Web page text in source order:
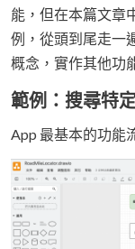
能，但在本篇文章
例，從頭到尾走一
概念，實作其他功
範例：搜尋特
App 最基本的功能